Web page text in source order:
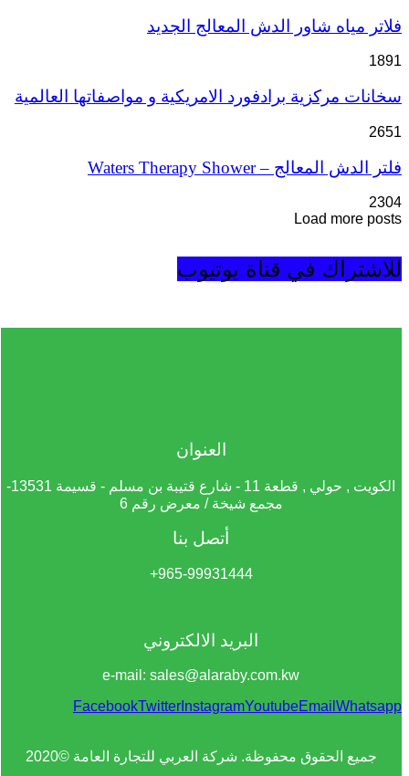
فلاتر مياه شاور الدش المعالج الجديد
1891
سخانات مركزية برادفورد الامريكية و مواصفاتها العالمية
2651
فلتر الدش المعالج – Waters Therapy Shower
2304
Load more posts
للاشتراك في قناة يوتيوب
العنوان
الكويت , حولي , قطعة 11 - شارع قتيبة بن مسلم - قسيمة 13531-
مجمع شيخة / معرض رقم 6
أتصل بنا
965-99931444+
البريد الالكتروني
e-mail: sales@alaraby.com.kw
FacebookTwitter InstagramYoutubeEmail Whatsapp
جميع الحقوق محفوظة. شركة العربي للتجارة العامة ©2020